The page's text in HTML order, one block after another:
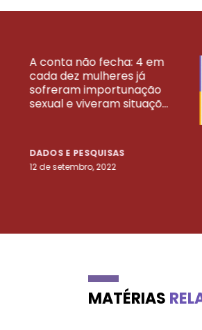
A conta não fecha: 4 em
cada dez mulheres já
sofreram importunação
sexual e viveram situaçõ...
DADOS E PESQUISAS
12 de setembro, 2022
MATÉRIAS